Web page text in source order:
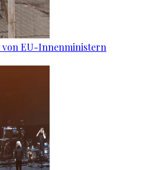
EU-Innenministern